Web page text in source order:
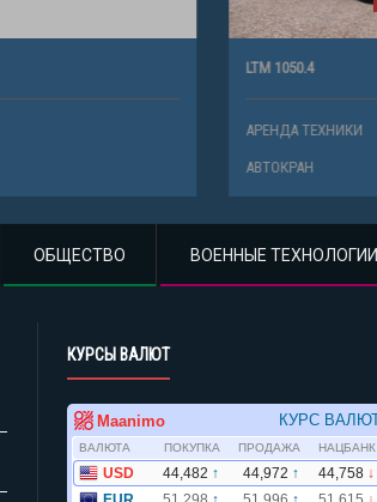
ОБЩЕСТВО ВОЕННЫЕ ТЕХНОЛОГИИ
КУРСЫ ВАЛЮТ